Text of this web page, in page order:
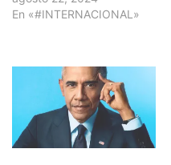
En «#INTERNACIONAL»